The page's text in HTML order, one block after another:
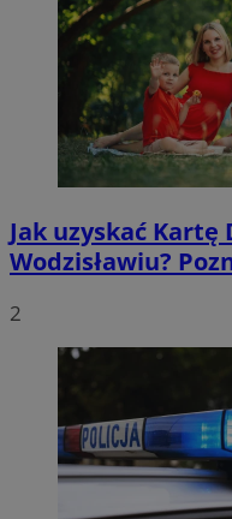
Jak uzyskać Kartę
Wodzisławiu?
2